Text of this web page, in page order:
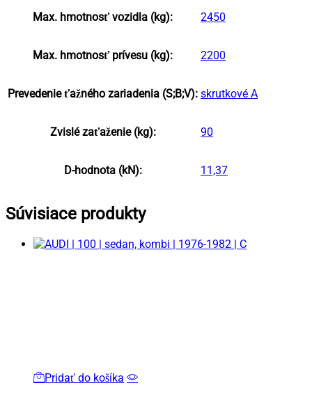
Max. hmotnosť vozidla (kg): 2450
Max. hmotnosť prívesu (kg): 2200
Prevedenie ťažného zariadenia (S;B;V): skrutkové A
Zvislé zaťaženie (kg): 90
D-hodnota (kN): 11,37
Súvisiace produkty
Pridať do košíka